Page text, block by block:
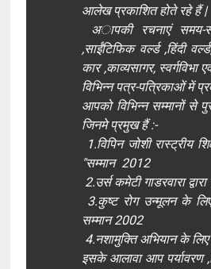
आलेख प्रकाशित होते रहे हैं |
अापकी रचनाएं समय-
,साईंटिफिक वर्ल्ड ,हिंदी
कार ,काव्यसागर, स्वर्गविभा
विभ‍िन्न पत्र-पत्रिकाओं में
आपको विभिन्न सम्मानों से
जिनमे प्रमुख हैं :-
1.विपिन जोशी रास्ट्रीय
"सम्मान 2012
2.उर्स कमेटी गाडरवारा
3.कुष्ट रोग उन्मूलन के लिए
सम्मान 2002
4.नशामुक्ति अभियान के
इसके आलावा आप पर्यावरण